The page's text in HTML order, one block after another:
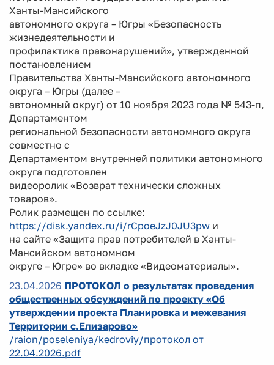
Ханты-Мансийского
автономного округа – Югры «Безопасность
жизнедеятельности и
профилактика правонарушений», утвержденной
постановлением
Правительства Ханты-Мансийского автономного
округа – Югры (далее –
автономный округ) от 10 ноября 2023 года № 543-п,
Департаментом
региональной безопасности автономного округа
совместно с
Департаментом внутренней политики автономного
округа подготовлен
видеоролик «Возврат технически сложных
товаров».
Ролик размещен по ссылке:
https://disk.yandex.ru/i/rCpoeJzJ0JU3pw и
на сайте «Защита прав потребителей в Ханты-
Мансийском автономном
округе – Югре» во вкладке «Видеоматериалы».
23.04.2026 ПРОТОКОЛ о результатах проведения
общественных обсуждений по проекту «Об
утверждении проекта Планировка и межевания
Территории с.Елизарово»
/raion/poseleniya/kedroviy/протокол от
22.04.2026.pdf